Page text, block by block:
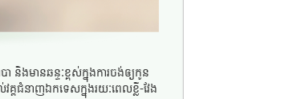
មានឆន្ទៈខ្ពស់ក្នុងការចង់ឲ្យកូន
គជំនាញឯកទេសក្នុងរយៈពេលខ្លី-វែង